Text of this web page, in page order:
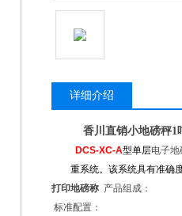
详细介绍
香川直销小地磅秤1
DCS-XC-A型单层电子地
重系统。该系统具有准确
打印地磅称 产品组成：
标准配置：